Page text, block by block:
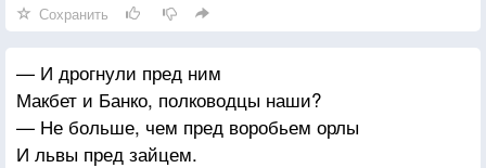
заставляет падать силами. Само обольщает, само
уличает в обмане.
Сохранить
— И дрогнули пред ним
Макбет и Банко, полководцы наши?
— Не больше, чем пред воробьем орлы
И львы пред зайцем.